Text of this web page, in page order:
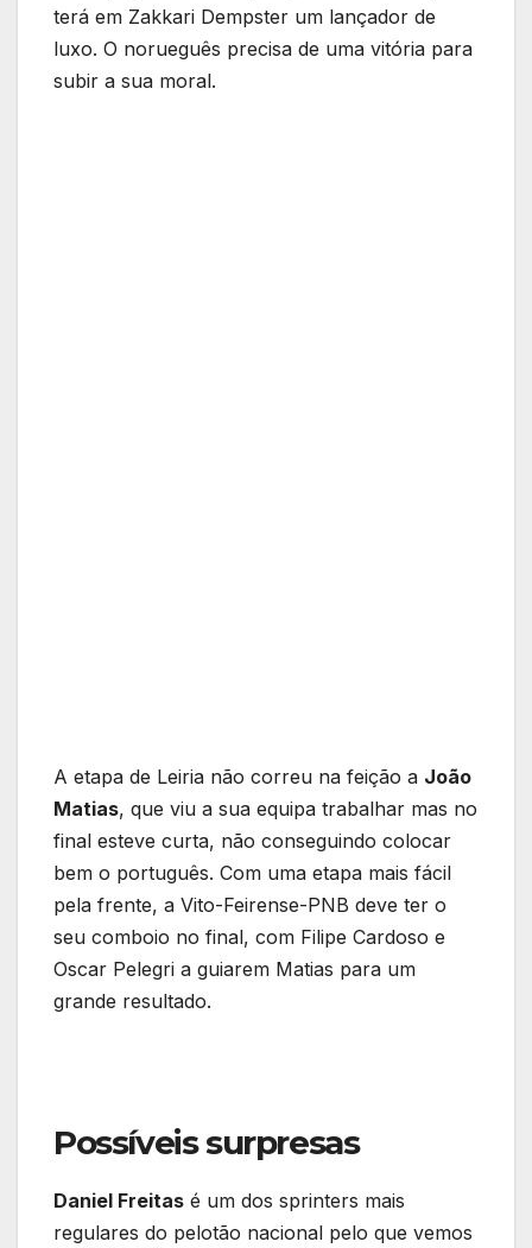
terá em Zakkari Dempster um lançador de
luxo. O norueguês precisa de uma vitória para
subir a sua moral.
A etapa de Leiria não correu na feição a João
Matias, que viu a sua equipa trabalhar mas no
final esteve curta, não conseguindo colocar
bem o português. Com uma etapa mais fácil
pela frente, a Vito-Feirense-PNB deve ter o
seu comboio no final, com Filipe Cardoso e
Oscar Pelegri a guiarem Matias para um
grande resultado.
Possíveis surpresas
Daniel Freitas é um dos sprinters mais
regulares do pelotão nacional pelo que vemos